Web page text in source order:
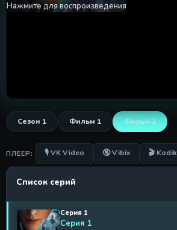
Сезон 1 Фильм 1 Фильм 2
Нажмите для воспроизведения
ПЛЕЕР: 🎙 VK Video 🔇 Vibix 🎬 Kodik
Список серий
Серия 1
Серия 1